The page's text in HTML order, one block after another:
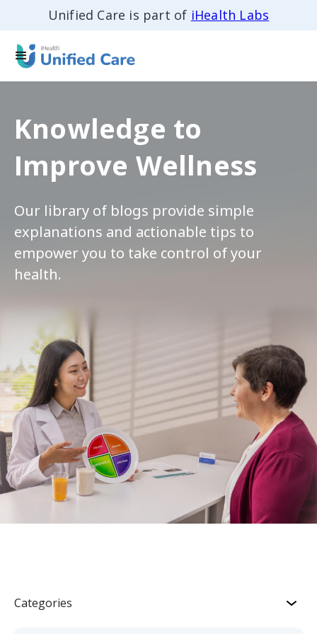
Unified Care is part of iHealth Labs
Knowledge to
Improve Wellness
Our library of blogs provide simple
explanations and actionable tips to
empower you to take control of your
health.
Categories